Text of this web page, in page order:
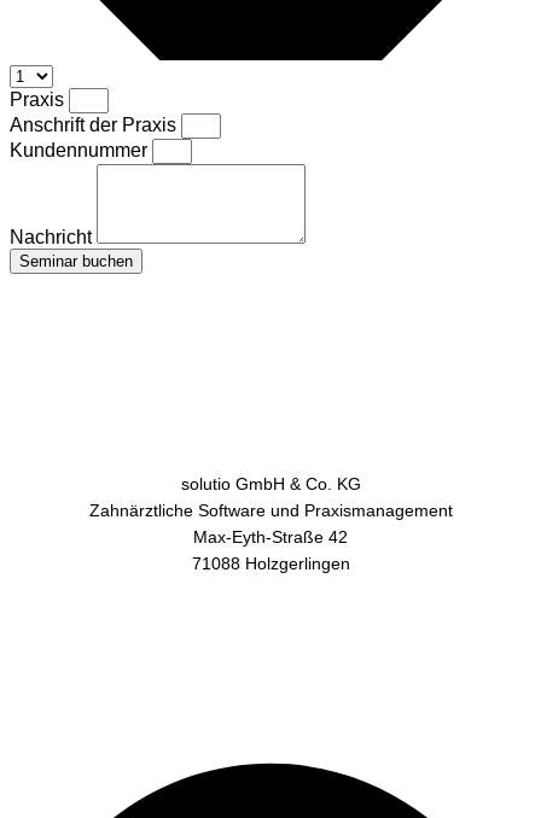
Praxis
Anschrift der Praxis
Kundennummer
Nachricht
Seminar buchen
solutio GmbH & Co. KG
Zahnärztliche Software und Praxismanagement
Max-Eyth-Straße 42
71088 Holzgerlingen